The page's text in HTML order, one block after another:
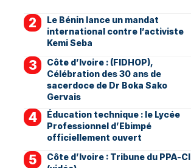
Le Bénin lance un mandat
international contre l’activiste
Kemi Seba
Côte d’Ivoire : (FIDHOP),
Célébration des 30 ans de
sacerdoce de Dr Boka Sako
Gervais
Éducation technique : le Lycée
Professionnel d’Ebimpé
officiellement ouvert
Côte d’Ivoire : Tribune du PPA-CI